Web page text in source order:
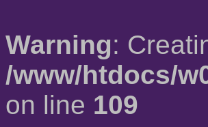
Warning:
/www/htdocs/
on line 109